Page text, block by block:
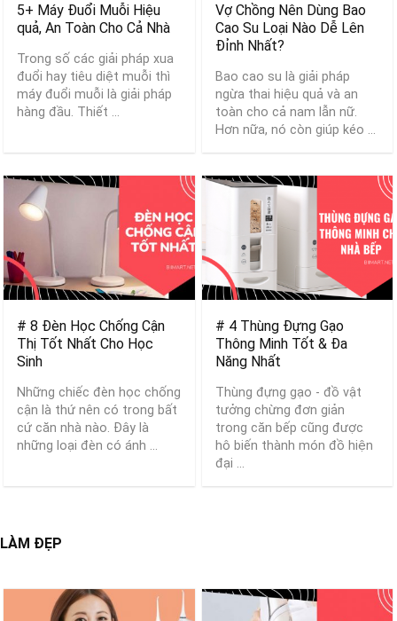
5+ Máy Đuổi Muỗi Hiệu
quả, An Toàn Cho Cả Nhà
Trong số các giải pháp xua
đuổi hay tiêu diệt muỗi thì
máy đuổi muỗi là giải pháp
hàng đầu. Thiết ...
Vợ Chồng Nên Dùng Bao
Cao Su Loại Nào Dễ Lên
Đỉnh Nhất?
Bao cao su là giải pháp
ngừa thai hiệu quả và an
toàn cho cả nam lẫn nữ.
Hơn nữa, nó còn giúp kéo ...
# 8 Đèn Học Chống Cận
Thị Tốt Nhất Cho Học
Sinh
Những chiếc đèn học chống
cận là thứ nên có trong bất
cứ căn nhà nào. Đây là
những loại đèn có ánh ...
# 4 Thùng Đựng Gạo
Thông Minh Tốt & Đa
Năng Nhất
Thùng đựng gạo - đồ vật
tưởng chừng đơn giản
trong căn bếp cũng được
hô biến thành món đồ hiện
đại ...
LÀM ĐẸP